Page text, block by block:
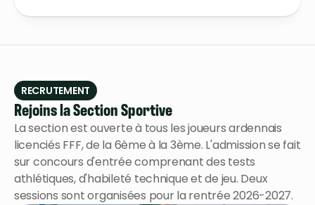
RECRUTEMENT
Rejoins la Section Sportive
La section est ouverte à tous les joueurs ardennais
licenciés FFF, de la 6ème à la 3ème. L'admission se fait
sur concours d'entrée comprenant des tests
athlétiques, d'habileté technique et de jeu. Deux
sessions sont organisées pour la rentrée 2026-2027.